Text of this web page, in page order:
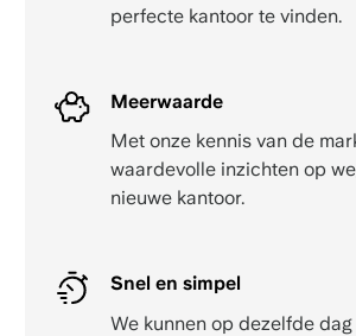
perfecte kantoor te vinden.
Meerwaarde
Met onze kennis van de
waardevolle inzichten op
nieuwe kantoor.
Snel en simpel
We kunnen op dezelfde dag